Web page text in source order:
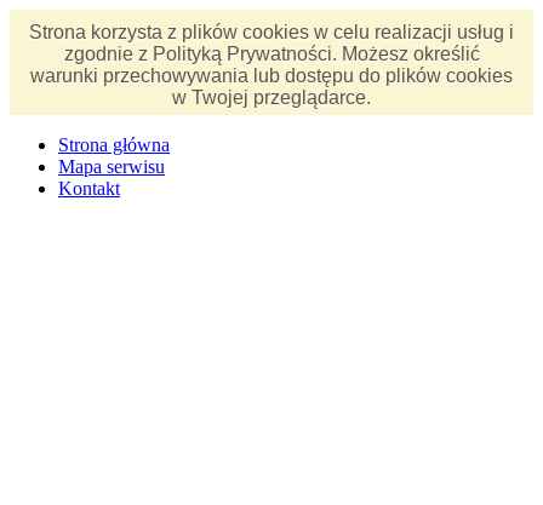
Strona korzysta z plików cookies w celu realizacji usług i
zgodnie z Polityką Prywatności. Możesz określić
warunki przechowywania lub dostępu do plików cookies
w Twojej przeglądarce.
Strona główna
Mapa serwisu
Kontakt